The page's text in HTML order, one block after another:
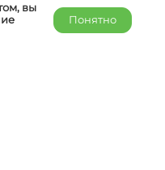
вы
Понятно